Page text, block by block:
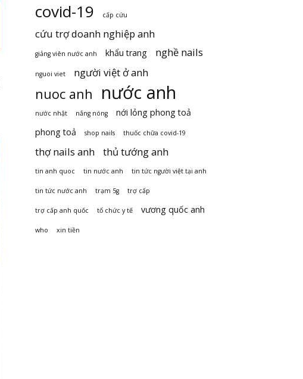
covid-19 cấp cứu
cứu trợ doanh nghiệp anh
giảng viên nước anh khẩu trang nghề nails
nguoi viet người việt ở anh
nuoc anh nước anh
nước nhật nắng nóng
nới lỏng phong toả
phong toả
shop nails thuốc chữa covid-19
thợ nails anh thủ tướng anh
tin anh quoc tin nước anh tin tức người việt tại anh
tin tức nước anh trạm 5g trợ cấp
trợ cấp anh quốc tổ chức y tế vương quốc anh
who xin tiền